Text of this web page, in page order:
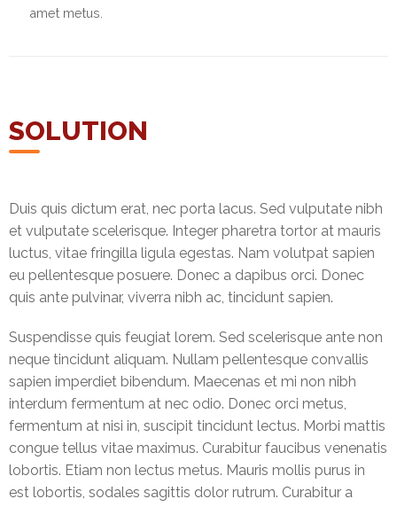
amet metus.
SOLUTION
Duis quis dictum erat, nec porta lacus. Sed vulputate nibh
et vulputate scelerisque. Integer pharetra tortor at mauris
luctus, vitae fringilla ligula egestas. Nam volutpat sapien
eu pellentesque posuere. Donec a dapibus orci. Donec
quis ante pulvinar, viverra nibh ac, tincidunt sapien.
Suspendisse quis feugiat lorem. Sed scelerisque ante non
neque tincidunt aliquam. Nullam pellentesque convallis
sapien imperdiet bibendum. Maecenas et mi non nibh
interdum fermentum at nec odio. Donec orci metus,
fermentum at nisi in, suscipit tincidunt lectus. Morbi mattis
congue tellus vitae maximus. Curabitur faucibus venenatis
lobortis. Etiam non lectus metus. Mauris mollis purus in
est lobortis, sodales sagittis dolor rutrum. Curabitur a